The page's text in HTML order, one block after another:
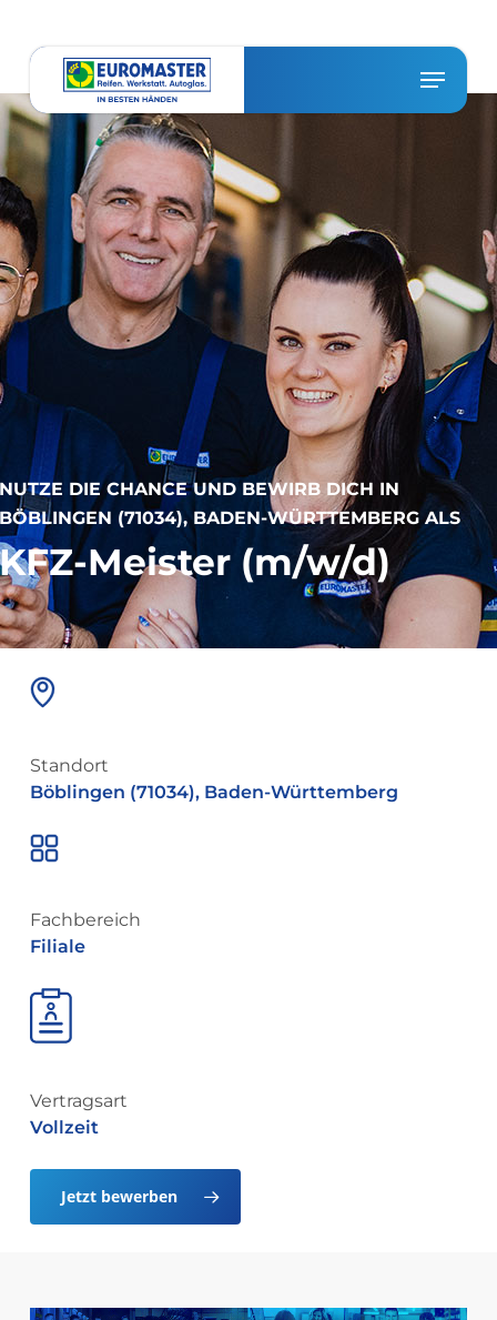
main
content
Menu
DIE CHANCE UND BEWIRB DICH IN
(71034), BADEN-WÜRTTEMBERG ALS
Meister (m/w/d)
Standort
Böblingen (71034), Baden-Württemberg
Fachbereich
Filiale
Vertragsart
Vollzeit
Jetzt bewerben
Close
Menu